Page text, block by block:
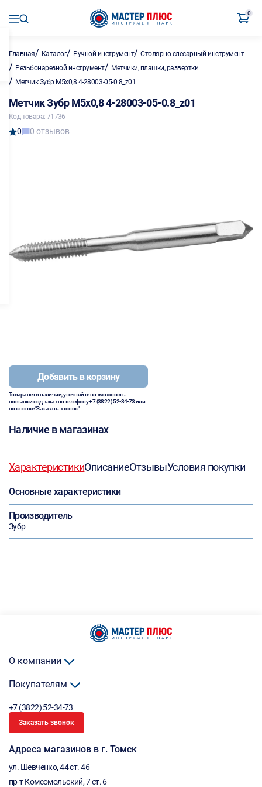
0
Главная/ Каталог/ Ручной инструмент/Столярно-слесарный инструмент
/ Резьбонарезной инструмент/ Метчики, плашки, развертки
/ Метчик Зубр М5х0,8 4-28003-05-0.8_z01
Метчик Зубр М5х0,8 4-28003-05-0.8_z01
Код товара: 71736
0 0 отзывов
Добавить в корзину
Товара нет в наличии, уточняйте возможность
поставки под заказ по телефону+7 (3822) 52-34-73или
по кнопке "Заказать звонок"
Наличие в магазинах
ХарактеристикиОписаниеОтзывыУсловия покупки
Основные характеристики
Производитель
Зубр
О компании
Покупателям
+7 (3822) 52-34-73
Заказать звонок
Адреса магазинов в г. Томск
ул. Шевченко, 44 ст. 46
пр-т Комсомольский, 7 ст. 6